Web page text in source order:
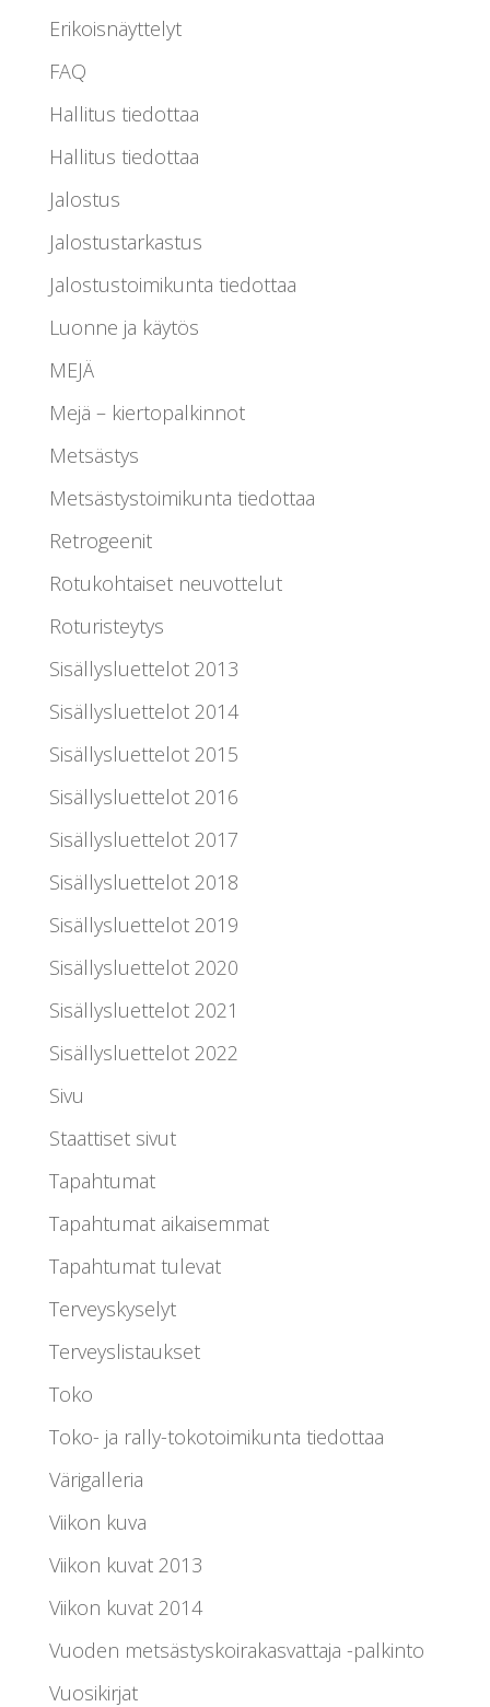
Erikoisnäyttelyt
FAQ
Hallitus tiedottaa
Hallitus tiedottaa
Jalostus
Jalostustarkastus
Jalostustoimikunta tiedottaa
Luonne ja käytös
MEJÄ
Mejä – kiertopalkinnot
Metsästys
Metsästystoimikunta tiedottaa
Retrogeenit
Rotukohtaiset neuvottelut
Roturisteytys
Sisällysluettelot 2013
Sisällysluettelot 2014
Sisällysluettelot 2015
Sisällysluettelot 2016
Sisällysluettelot 2017
Sisällysluettelot 2018
Sisällysluettelot 2019
Sisällysluettelot 2020
Sisällysluettelot 2021
Sisällysluettelot 2022
Sivu
Staattiset sivut
Tapahtumat
Tapahtumat aikaisemmat
Tapahtumat tulevat
Terveyskyselyt
Terveyslistaukset
Toko
Toko- ja rally-tokotoimikunta tiedottaa
Värigalleria
Viikon kuva
Viikon kuvat 2013
Viikon kuvat 2014
Vuoden metsästyskoirakasvattaja -palkinto
Vuosikirjat